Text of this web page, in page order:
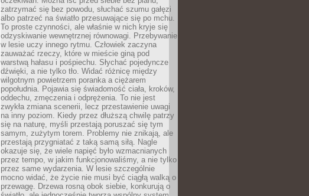
zatrzymać się bez powodu, słuchać szumu gałęzi
albo patrzeć na światło przesuwające się po mchu.
To proste czynności, ale właśnie w nich kryje się
odzyskiwanie wewnętrznej równowagi. Przebywanie
w lesie uczy innego rytmu. Człowiek zaczyna
zauważać rzeczy, które w mieście giną pod
warstwą hałasu i pośpiechu. Słychać pojedyncze
dźwięki, a nie tylko tło. Widać różnicę między
wilgotnym powietrzem poranka a ciężarem
popołudnia. Pojawia się świadomość ciała, kroków,
oddechu, zmęczenia i odprężenia. To nie jest
zwykła zmiana scenerii, lecz przestawienie uwagi
na inny poziom. Kiedy przez dłuższą chwilę patrzy
się na naturę, myśli przestają poruszać się tym
samym, zużytym torem. Problemy nie znikają, ale
przestają przygniatać z taką samą siłą. Nagle
okazuje się, że wiele napięć było wzmacnianych
przez tempo, w jakim funkcjonowaliśmy, a nie tylko
przez same wydarzenia. W lesie szczególnie
mocno widać, że życie nie musi być ciągłą walką o
przewagę. Drzewa rosną obok siebie, konkurują o